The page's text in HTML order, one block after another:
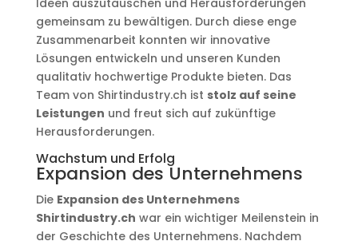
Ideen auszutauschen und Herausforderungen
gemeinsam zu bewältigen. Durch diese enge
Zusammenarbeit konnten wir innovative
Lösungen entwickeln und unseren Kunden
qualitativ hochwertige Produkte bieten. Das
Team von Shirtindustry.ch ist stolz auf seine
Leistungen und freut sich auf zukünftige
Herausforderungen.
Wachstum und Erfolg
Expansion des Unternehmens
Die Expansion des Unternehmens
Shirtindustry.ch war ein wichtiger Meilenstein in
der Geschichte des Unternehmens. Nachdem